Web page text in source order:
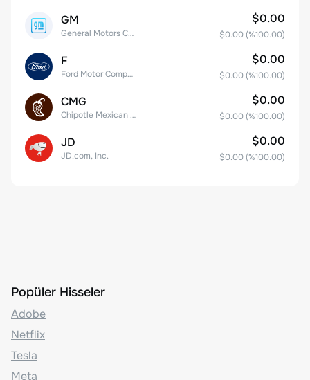
GM
General Motors Company
$0.00
$0.00 (%100.00)
F
Ford Motor Company
$0.00
$0.00 (%100.00)
CMG
Chipotle Mexican Grill, Inc.
$0.00
$0.00 (%100.00)
JD
JD.com, Inc.
$0.00
$0.00 (%100.00)
Popüler Hisseler
Adobe
Netflix
Tesla
Meta